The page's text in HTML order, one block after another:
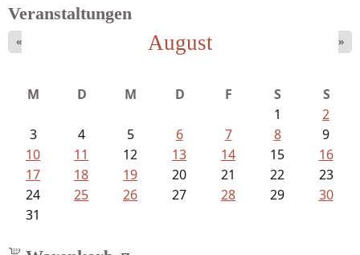
Veranstaltungen
August
« »
M D M D F S
S
1
2
3
4 5 6 7 8
9
10
11 12 13 14 15
16
17
18 19 20 21 22
23
24
25 26 27 28 29
30
31